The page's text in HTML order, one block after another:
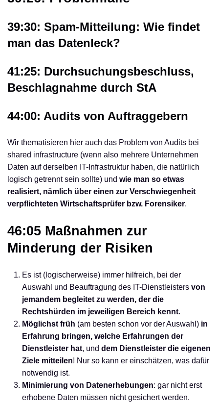
39:30: Spam-Mitteilung: Wie findet
man das Datenleck?
41:25: Durchsuchungsbeschluss,
Beschlagnahme durch StA
44:00: Audits von Auftraggebern
Wir thematisieren hier auch das Problem von Audits bei
shared infrastructure (wenn also mehrere Unternehmen
Daten auf derselben IT-Infrastruktur haben, die natürlich
logisch getrennt sein sollte) und wie man so etwas
realisiert, nämlich über einen zur Verschwiegenheit
verpflichteten Wirtschaftsprüfer bzw. Forensiker.
46:05 Maßnahmen zur
Minderung der Risiken
Es ist (logischerweise) immer hilfreich, bei der
Auswahl und Beauftragung des IT-Dienstleisters von
jemandem begleitet zu werden, der die
Rechtshürden im jeweiligen Bereich kennt.
Möglichst früh (am besten schon vor der Auswahl) in
Erfahrung bringen, welche Erfahrungen der
Dienstleister hat, und dem Dienstleister die eigenen
Ziele mitteilen! Nur so kann er einschätzen, was dafür
notwendig ist.
Minimierung von Datenerhebungen: gar nicht erst
erhobene Daten müssen nicht gesichert werden.